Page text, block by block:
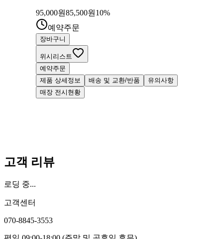
95,000원85,500원 10%
예약주문
장바구니
위시리스트
예약주문
제품 상세정보
배송 및 교환/반품
유의사항
매장 전시현황
고객 리뷰
로딩 중...
고객센터
070-8845-3553